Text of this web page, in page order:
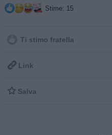
Stime: 15
Ti stimo fratella
 Link
 Salva